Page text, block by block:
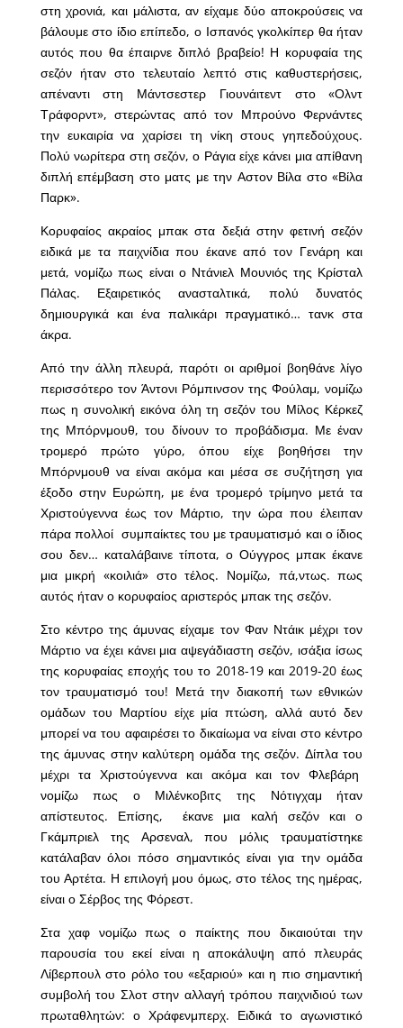
στη χρονιά, και μάλιστα, αν είχαμε δύο αποκρούσεις να
βάλουμε στο ίδιο επίπεδο, ο Ισπανός γκολκίπερ θα ήταν
αυτός που θα έπαιρνε διπλό βραβείο! Η κορυφαία της
σεζόν ήταν στο τελευταίο λεπτό στις καθυστερήσεις,
απέναντι στη Μάντσεστερ Γιουνάιτεντ στο «Ολντ
Τράφορντ», στερώντας από τον Μπρούνο Φερνάντες
την ευκαιρία να χαρίσει τη νίκη στους γηπεδούχους.
Πολύ νωρίτερα στη σεζόν, ο Ράγια είχε κάνει μια απίθανη
διπλή επέμβαση στο ματς με την Αστον Βίλα στο «Βίλα
Παρκ».
Κορυφαίος ακραίος μπακ στα δεξιά στην φετινή σεζόν
ειδικά με τα παιχνίδια που έκανε από τον Γενάρη και
μετά, νομίζω πως είναι ο Ντάνιελ Μουνιός της Κρίσταλ
Πάλας. Εξαιρετικός ανασταλτικά, πολύ δυνατός
δημιουργικά και ένα παλικάρι πραγματικό… τανκ στα
άκρα.
Από την άλλη πλευρά, παρότι οι αριθμοί βοηθάνε λίγο
περισσότερο τον Άντονι Ρόμπινσον της Φούλαμ, νομίζω
πως η συνολική εικόνα όλη τη σεζόν του Μίλος Κέρκεζ
της Μπόρνμουθ, του δίνουν το προβάδισμα. Με έναν
τρομερό πρώτο γύρο, όπου είχε βοηθήσει την
Μπόρνμουθ να είναι ακόμα και μέσα σε συζήτηση για
έξοδο στην Ευρώπη, με ένα τρομερό τρίμηνο μετά τα
Χριστούγεννα έως τον Μάρτιο, την ώρα που έλειπαν
πάρα πολλοί συμπαίκτες του με τραυματισμό και ο ίδιος
σου δεν… καταλάβαινε τίποτα, ο Ούγγρος μπακ έκανε
μια μικρή «κοιλιά» στο τέλος. Νομίζω, πά,ντως. πως
αυτός ήταν ο κορυφαίος αριστερός μπακ της σεζόν.
Στο κέντρο της άμυνας είχαμε τον Φαν Ντάικ μέχρι τον
Μάρτιο να έχει κάνει μια αψεγάδιαστη σεζόν, ισάξια ίσως
της κορυφαίας εποχής του το 2018-19 και 2019-20 έως
τον τραυματισμό του! Μετά την διακοπή των εθνικών
ομάδων του Μαρτίου είχε μία πτώση, αλλά αυτό δεν
μπορεί να του αφαιρέσει το δικαίωμα να είναι στο κέντρο
της άμυνας στην καλύτερη ομάδα της σεζόν. Δίπλα του
μέχρι τα Χριστούγεννα και ακόμα και τον Φλεβάρη
νομίζω πως ο Μιλένκοβιτς της Νότιγχαμ ήταν
απίστευτος. Επίσης, έκανε μια καλή σεζόν και ο
Γκάμπριελ της Αρσεναλ, που μόλις τραυματίστηκε
κατάλαβαν όλοι πόσο σημαντικός είναι για την ομάδα
του Αρτέτα. Η επιλογή μου όμως, στο τέλος της ημέρας,
είναι ο Σέρβος της Φόρεστ.
Στα χαφ νομίζω πως ο παίκτης που δικαιούται την
παρουσία του εκεί είναι η αποκάλυψη από πλευράς
Λίβερπουλ στο ρόλο του «εξαριού» και η πιο σημαντική
συμβολή του Σλοτ στην αλλαγή τρόπου παιχνιδιού των
πρωταθλητών: ο Χράφενμπερχ. Ειδικά το αγωνιστικό